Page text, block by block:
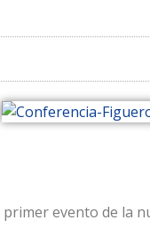
evento de la